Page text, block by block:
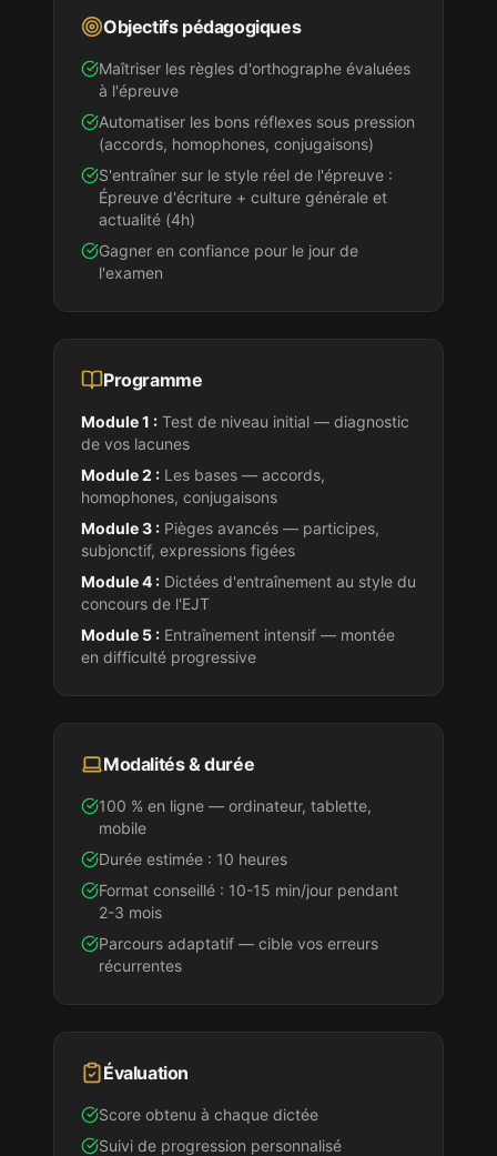
Objectifs pédagogiques
Maîtriser les règles d'orthographe évaluées
à l'épreuve
Automatiser les bons réflexes sous pression
(accords, homophones, conjugaisons)
S'entraîner sur le style réel de l'épreuve :
Épreuve d'écriture + culture générale et
actualité (4h)
Gagner en confiance pour le jour de
l'examen
Programme
Module 1 : Test de niveau initial — diagnostic
de vos lacunes
Module 2 : Les bases — accords,
homophones, conjugaisons
Module 3 : Pièges avancés — participes,
subjonctif, expressions figées
Module 4 : Dictées d'entraînement au style du
concours de l'EJT
Module 5 : Entraînement intensif — montée
en difficulté progressive
Modalités & durée
100 % en ligne — ordinateur, tablette,
mobile
Durée estimée : 10 heures
Format conseillé : 10-15 min/jour pendant
2-3 mois
Parcours adaptatif — cible vos erreurs
récurrentes
Évaluation
Score obtenu à chaque dictée
Suivi de progression personnalisé